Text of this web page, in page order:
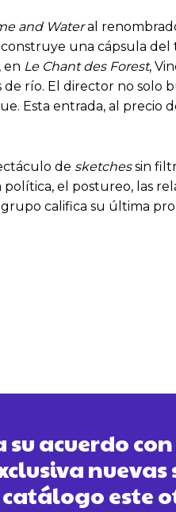
and Wateral
una cápsula
en Le Chant des Forest,
de río. El director no solo
Esta entrada, al
de sketchessin
el postureo, las
califica su última
acuerdo con
nuevas
este